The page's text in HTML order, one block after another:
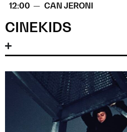
12:00 — CAN JERONI
CINEKIDS